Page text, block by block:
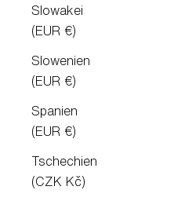
Slowakei
(EUR €)
Slowenien
(EUR €)
Spanien
(EUR €)
Tschechien
(CZK Kč)